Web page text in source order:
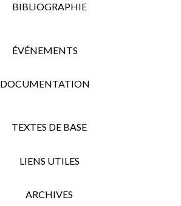
BIBLIOGRAPHIE
ÉVÉNEMENTS
DOCUMENTATION
TEXTES DE BASE
LIENS UTILES
ARCHIVES